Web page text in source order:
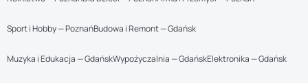
Sport i Hobby — PoznańBudowa i Remont — Gdańsk
Muzyka i Edukacja — GdańskWypożyczalnia — GdańskElektronika — Gdańsk